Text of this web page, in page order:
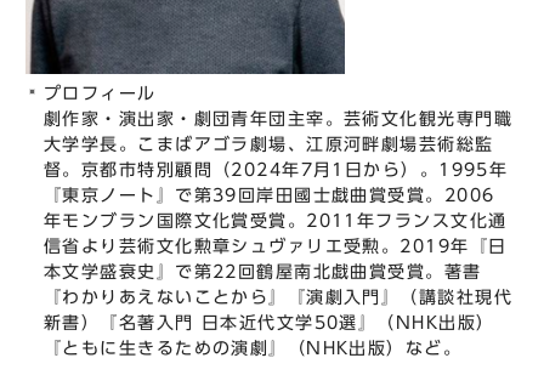
プロフィール
劇作家・演出家・劇団青年団主宰。芸術文化観光専門職
大学学長。こまばアゴラ劇場、江原河畔劇場芸術総監
督。京都市特別顧問（2024年7月1日から）。1995年
『東京ノート』で第39回岸田國士戯曲賞受賞。2006
年モンブラン国際文化賞受賞。2011年フランス文化通
信省より芸術文化勲章シュヴァリエ受勲。2019年『日
本文学盛衰史』で第22回鶴屋南北戯曲賞受賞。著書
『わかりあえないことから』『演劇入門』（講談社現代
新書）『名著入門 日本近代文学50選』（NHK出版）
『ともに生きるための演劇』（NHK出版）など。